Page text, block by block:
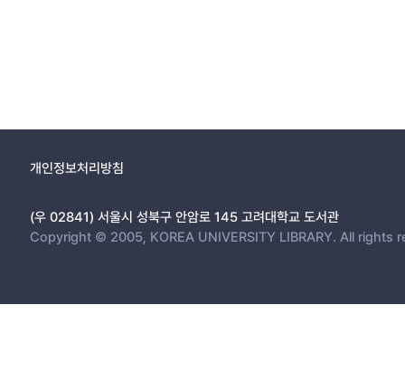
개인정보처리방침
(우 02841) 서울시 성북구 안암로 145 고려대학교 도서관
Copyright © 2005, KOREA UNIVERSITY LIBRARY. All rights